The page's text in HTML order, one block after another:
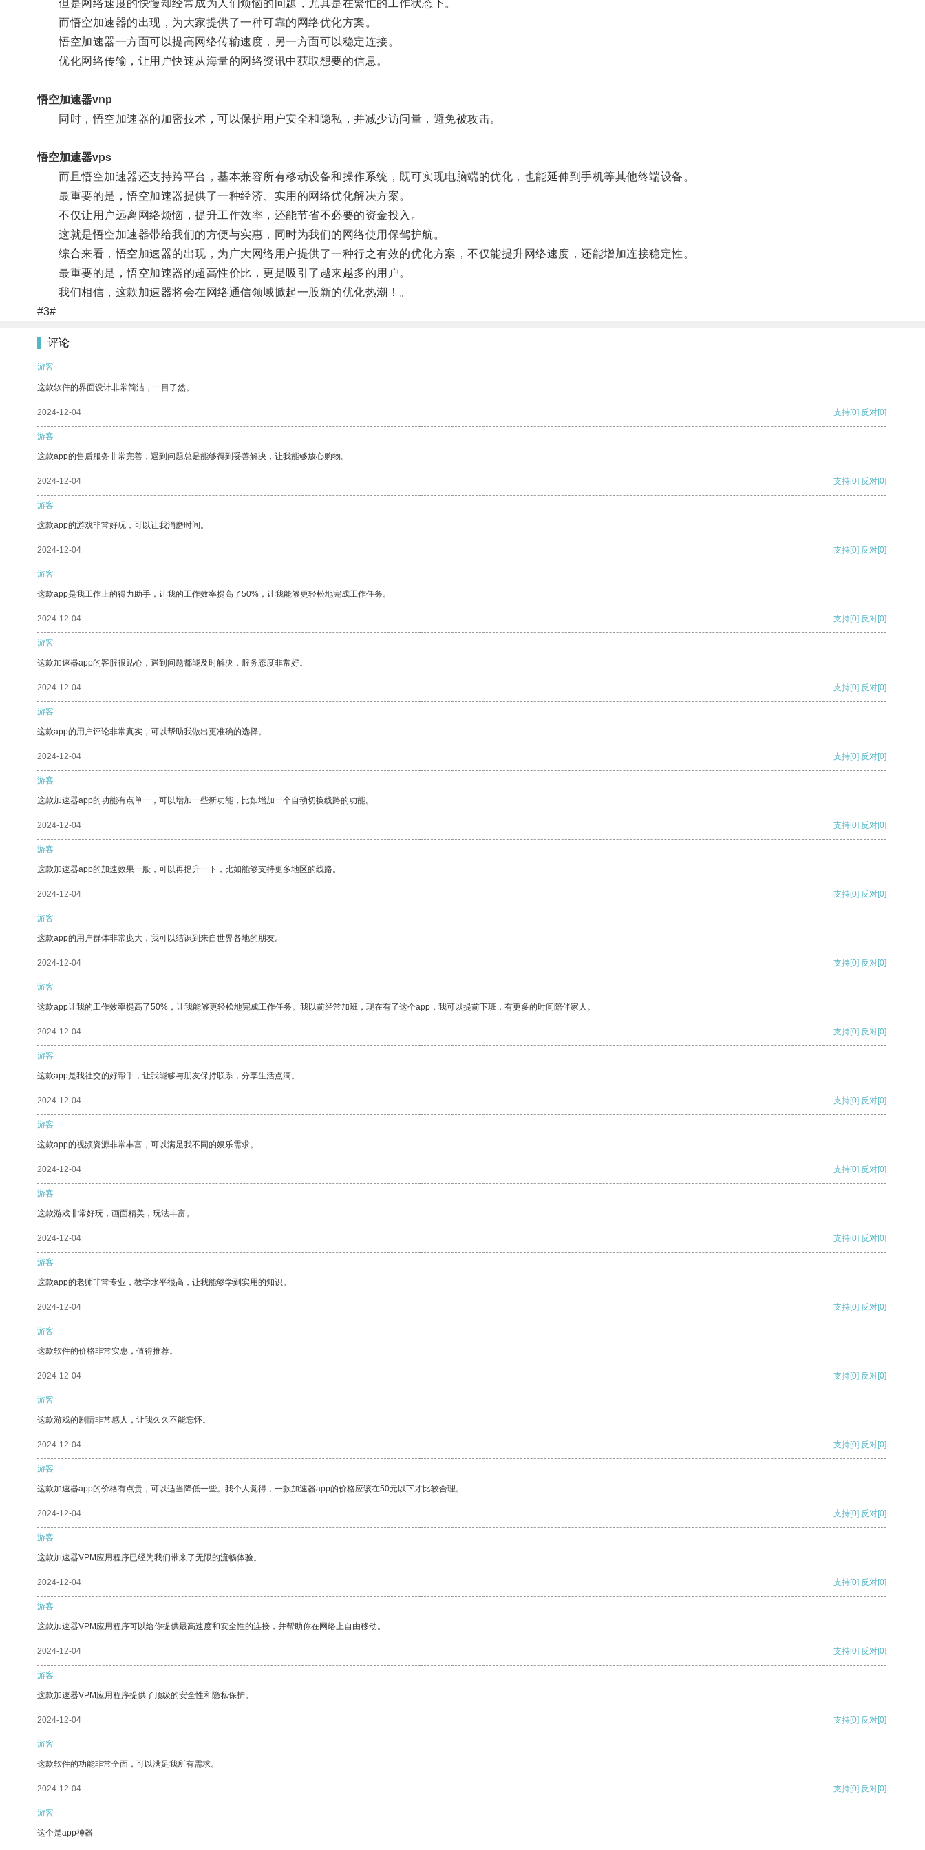
但是网络速度的快慢却经常成为人们烦恼的问题，尤其是在繁忙的工作状态下。
而悟空加速器的出现，为大家提供了一种可靠的网络优化方案。
悟空加速器一方面可以提高网络传输速度，另一方面可以稳定连接。
优化网络传输，让用户快速从海量的网络资讯中获取想要的信息。
悟空加速器vnp
同时，悟空加速器的加密技术，可以保护用户安全和隐私，并减少访问量，避免被攻击。
悟空加速器vps
而且悟空加速器还支持跨平台，基本兼容所有移动设备和操作系统，既可实现电脑端的优化，也能延伸到手机等其他终端设备。
最重要的是，悟空加速器提供了一种经济、实用的网络优化解决方案。
不仅让用户远离网络烦恼，提升工作效率，还能节省不必要的资金投入。
这就是悟空加速器带给我们的方便与实惠，同时为我们的网络使用保驾护航。
综合来看，悟空加速器的出现，为广大网络用户提供了一种行之有效的优化方案，不仅能提升网络速度，还能增加连接稳定性。
最重要的是，悟空加速器的超高性价比，更是吸引了越来越多的用户。
我们相信，这款加速器将会在网络通信领域掀起一股新的优化热潮！。
#3#
评论
游客
这款软件的界面设计非常简洁，一目了然。
2024-12-04 支持[0] 反对[0]
游客
这款app的售后服务非常完善，遇到问题总是能够得到妥善解决，让我能够放心购物。
2024-12-04 支持[0] 反对[0]
游客
这款app的游戏非常好玩，可以让我消磨时间。
2024-12-04 支持[0] 反对[0]
游客
这款app是我工作上的得力助手，让我的工作效率提高了50%，让我能够更轻松地完成工作任务。
2024-12-04 支持[0] 反对[0]
游客
这款加速器app的客服很贴心，遇到问题都能及时解决，服务态度非常好。
2024-12-04 支持[0] 反对[0]
游客
这款app的用户评论非常真实，可以帮助我做出更准确的选择。
2024-12-04 支持[0] 反对[0]
游客
这款加速器app的功能有点单一，可以增加一些新功能，比如增加一个自动切换线路的功能。
2024-12-04 支持[0] 反对[0]
游客
这款加速器app的加速效果一般，可以再提升一下，比如能够支持更多地区的线路。
2024-12-04 支持[0] 反对[0]
游客
这款app的用户群体非常庞大，我可以结识到来自世界各地的朋友。
2024-12-04 支持[0] 反对[0]
游客
这款app让我的工作效率提高了50%，让我能够更轻松地完成工作任务。我以前经常加班，现在有了这个app，我可以提前下班，有更多的时间陪伴家人。
2024-12-04 支持[0] 反对[0]
游客
这款app是我社交的好帮手，让我能够与朋友保持联系，分享生活点滴。
2024-12-04 支持[0] 反对[0]
游客
这款app的视频资源非常丰富，可以满足我不同的娱乐需求。
2024-12-04 支持[0] 反对[0]
游客
这款游戏非常好玩，画面精美，玩法丰富。
2024-12-04 支持[0] 反对[0]
游客
这款app的老师非常专业，教学水平很高，让我能够学到实用的知识。
2024-12-04 支持[0] 反对[0]
游客
这款软件的价格非常实惠，值得推荐。
2024-12-04 支持[0] 反对[0]
游客
这款游戏的剧情非常感人，让我久久不能忘怀。
2024-12-04 支持[0] 反对[0]
游客
这款加速器app的价格有点贵，可以适当降低一些。我个人觉得，一款加速器app的价格应该在50元以下才比较合理。
2024-12-04 支持[0] 反对[0]
游客
这款加速器VPM应用程序已经为我们带来了无限的流畅体验。
2024-12-04 支持[0] 反对[0]
游客
这款加速器VPM应用程序可以给你提供最高速度和安全性的连接，并帮助你在网络上自由移动。
2024-12-04 支持[0] 反对[0]
游客
这款加速器VPM应用程序提供了顶级的安全性和隐私保护。
2024-12-04 支持[0] 反对[0]
游客
这款软件的功能非常全面，可以满足我所有需求。
2024-12-04 支持[0] 反对[0]
游客
这个是app神器